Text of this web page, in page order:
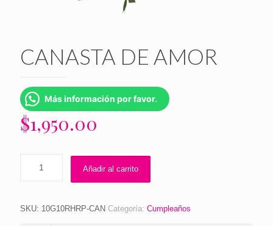
CANASTA DE AMOR
Más información por favor.
$1,950.00
Añadir al carrito
SKU: 10G10RHRP-CAN Categoría: Cumpleaños